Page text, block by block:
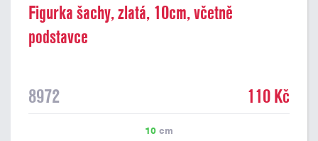
Figurka šachy, zlatá, 10cm, včetně
podstavce
8972 110 Kč
10 cm